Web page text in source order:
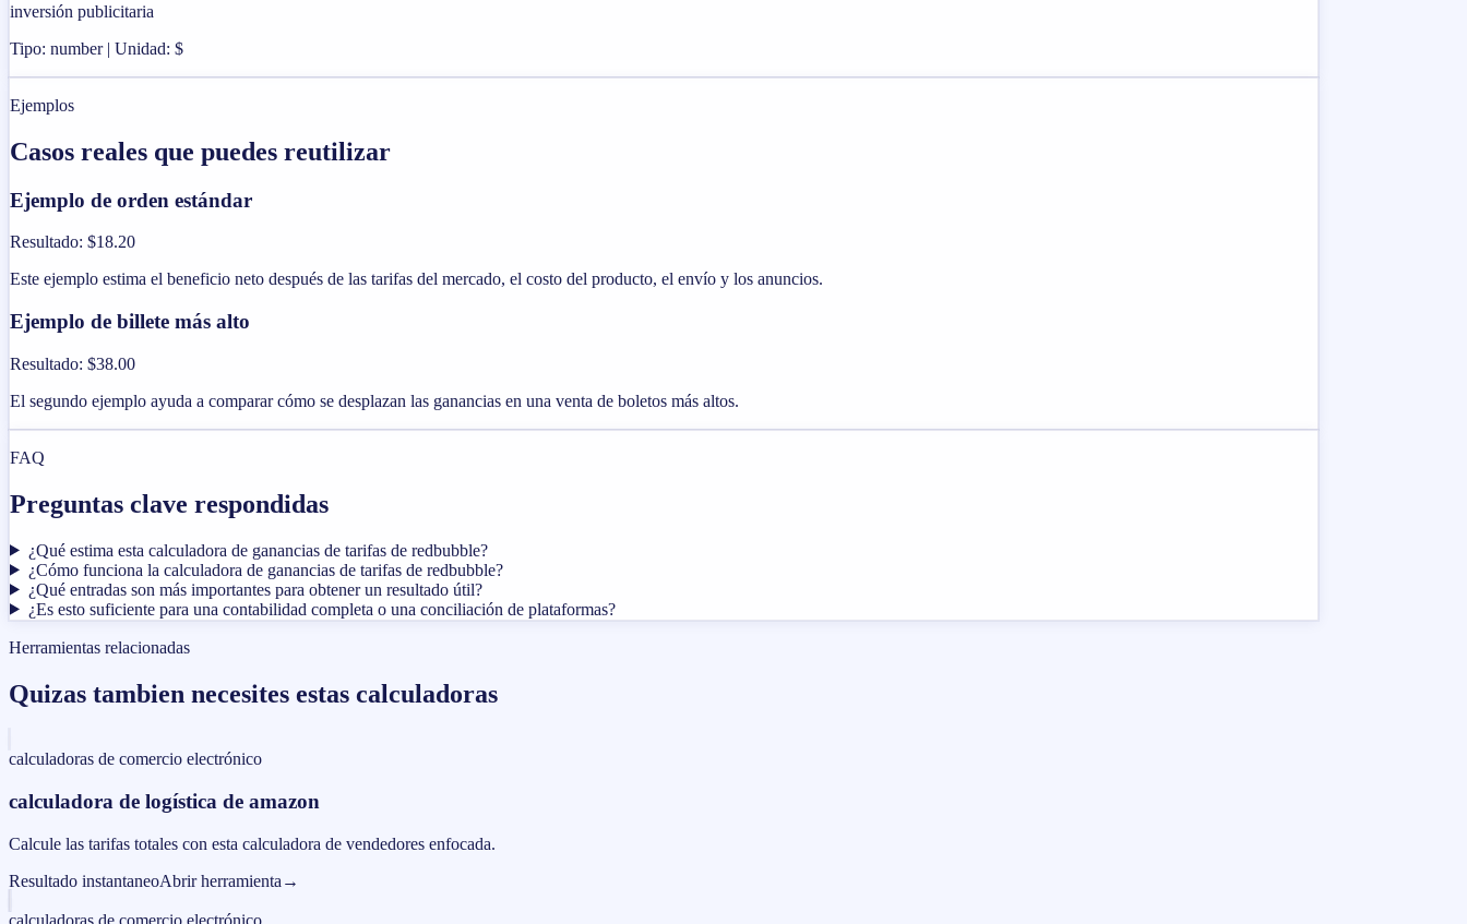
inversión publicitaria
Tipo: number | Unidad: $
Ejemplos
Casos reales que puedes reutilizar
Ejemplo de orden estándar
Resultado: $18.20
Este ejemplo estima el beneficio neto después de las tarifas del mercado, el costo del producto, el envío y los anuncios.
Ejemplo de billete más alto
Resultado: $38.00
El segundo ejemplo ayuda a comparar cómo se desplazan las ganancias en una venta de boletos más altos.
FAQ
Preguntas clave respondidas
¿Qué estima esta calculadora de ganancias de tarifas de redbubble?
¿Cómo funciona la calculadora de ganancias de tarifas de redbubble?
¿Qué entradas son más importantes para obtener un resultado útil?
¿Es esto suficiente para una contabilidad completa o una conciliación de plataformas?
Herramientas relacionadas
Quizas tambien necesites estas calculadoras
calculadoras de comercio electrónico
calculadora de logística de amazon
Calcule las tarifas totales con esta calculadora de vendedores enfocada.
Resultado instantaneoAbrir herramienta →
calculadoras de comercio electrónico